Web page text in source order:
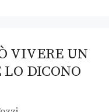
VIVERE UN
LO DICONO